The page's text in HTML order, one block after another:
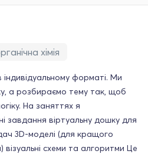
хімія
форматі. Ми
а розбираємо тему так, щоб
На заняттях я
завдання віртуальну дошку для
3D-моделі (для кращого
схеми та алгоритми Це